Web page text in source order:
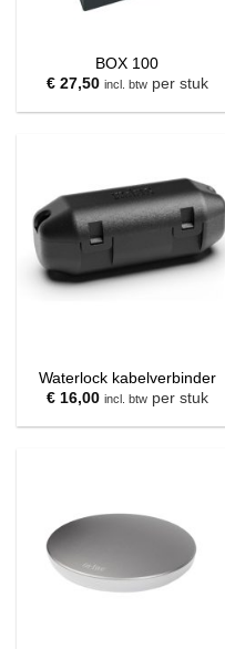
BOX 100
€27,50 incl. btwper stuk
Waterlock kabelverbinder
€16,00 incl. btwper stuk